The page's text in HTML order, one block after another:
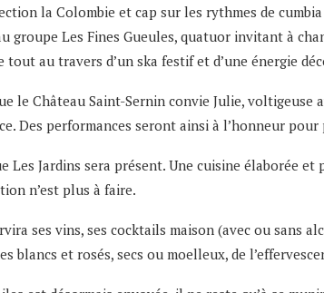
la Colombie et cap sur les rythmes de
groupe Les Fines Gueules, quatuor invitant à
au travers d’un ska festif et d’une énergie
le Château Saint-Sernin convie Julie, voltigeuse
Des performances seront ainsi à l’honneur
Les Jardins sera présent. Une cuisine élaborée
n’est plus à faire.
ses vins, ses cocktails maison (avec ou sans
blancs et rosés, secs ou moelleux, de